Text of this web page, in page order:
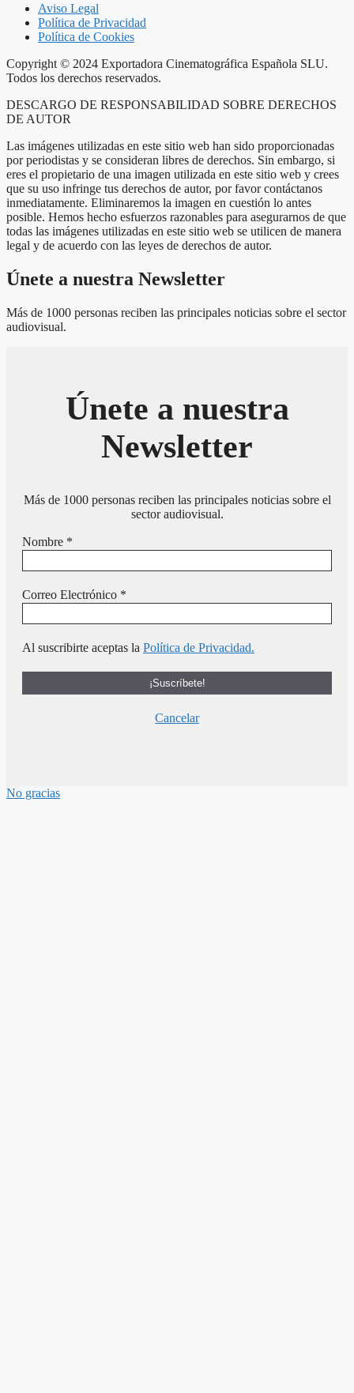
Aviso Legal
Política de Privacidad
Política de Cookies
Copyright © 2024 Exportadora Cinematográfica Española SLU.
Todos los derechos reservados.
DESCARGO DE RESPONSABILIDAD SOBRE DERECHOS
DE AUTOR
Las imágenes utilizadas en este sitio web han sido proporcionadas
por periodistas y se consideran libres de derechos. Sin embargo, si
eres el propietario de una imagen utilizada en este sitio web y crees
que su uso infringe tus derechos de autor, por favor contáctanos
inmediatamente. Eliminaremos la imagen en cuestión lo antes
posible. Hemos hecho esfuerzos razonables para asegurarnos de que
todas las imágenes utilizadas en este sitio web se utilicen de manera
legal y de acuerdo con las leyes de derechos de autor.
Únete a nuestra Newsletter
Más de 1000 personas reciben las principales noticias sobre el sector
audiovisual.
Únete a nuestra
Newsletter
Más de 1000 personas reciben las principales noticias sobre el
sector audiovisual.
Nombre *
Correo Electrónico *
Al suscribirte aceptas la Política de Privacidad.
Cancelar
No gracias